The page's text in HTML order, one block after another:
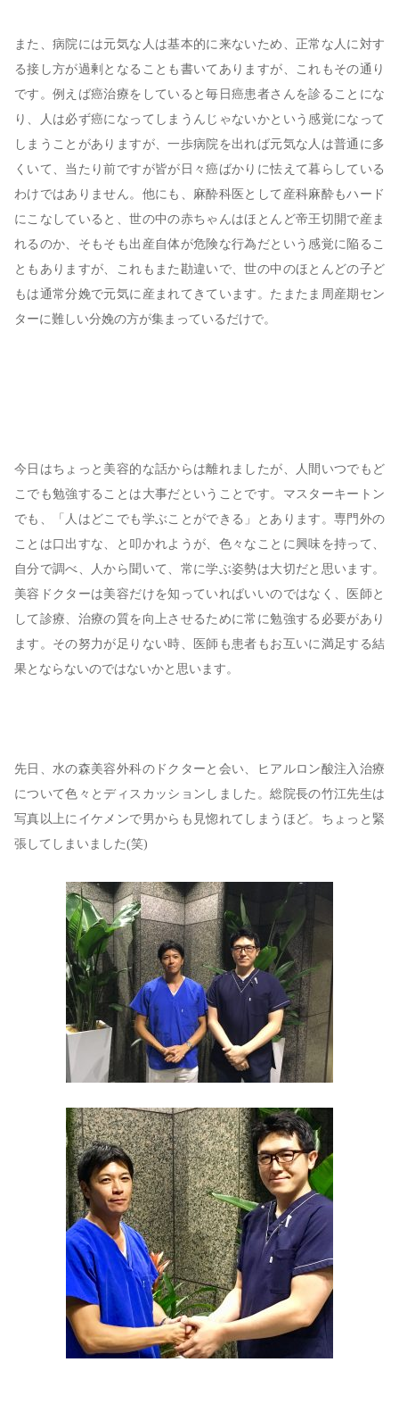
また、病院には元気な人は基本的に来ないため、正常な人に対す
る接し方が過剰となることも書いてありますが、これもその通り
です。例えば癌治療をしていると毎日癌患者さんを診ることにな
り、人は必ず癌になってしまうんじゃないかという感覚になって
しまうことがありますが、一歩病院を出れば元気な人は普通に多
くいて、当たり前ですが皆が日々癌ばかりに怯えて暮らしている
わけではありません。他にも、麻酔科医として産科麻酔もハード
にこなしていると、世の中の赤ちゃんはほとんど帝王切開で産ま
れるのか、そもそも出産自体が危険な行為だという感覚に陥るこ
ともありますが、これもまた勘違いで、世の中のほとんどの子ど
もは通常分娩で元気に産まれてきています。たまたま周産期セン
ターに難しい分娩の方が集まっているだけで。
今日はちょっと美容的な話からは離れましたが、人間いつでもど
こでも勉強することは大事だということです。マスターキートン
でも、「人はどこでも学ぶことができる」とあります。専門外の
ことは口出すな、と叩かれようが、色々なことに興味を持って、
自分で調べ、人から聞いて、常に学ぶ姿勢は大切だと思います。
美容ドクターは美容だけを知っていればいいのではなく、医師と
して診療、治療の質を向上させるために常に勉強する必要があり
ます。その努力が足りない時、医師も患者もお互いに満足する結
果とならないのではないかと思います。
先日、水の森美容外科のドクターと会い、ヒアルロン酸注入治療
について色々とディスカッションしました。総院長の竹江先生は
写真以上にイケメンで男からも見惚れてしまうほど。ちょっと緊
張してしまいました(笑)